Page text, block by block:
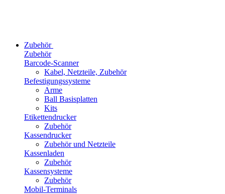
Zubehör
Zubehör
Barcode-Scanner
Kabel, Netzteile, Zubehör
Befestigungssysteme
Arme
Ball Basisplatten
Kits
Etikettendrucker
Zubehör
Kassendrucker
Zubehör und Netzteile
Kassenladen
Zubehör
Kassensysteme
Zubehör
Mobil-Terminals